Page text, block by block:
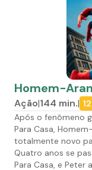
Homem-
Ação|144 min.|
Após o fenômeno
Para Casa,
totalmente novo
Quatro anos se
Para Casa, e Peter